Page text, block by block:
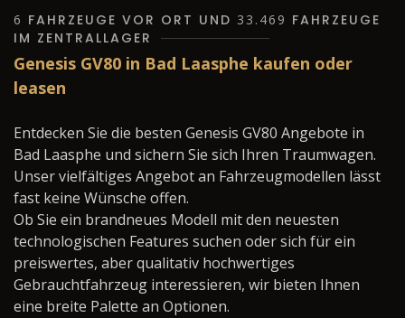
6 FAHRZEUGE VOR ORT UND 33.469 FAHRZEUGE
IM ZENTRALLAGER
Genesis GV80 in Bad Laasphe kaufen oder
leasen
Entdecken Sie die besten Genesis GV80 Angebote in
Bad Laasphe und sichern Sie sich Ihren Traumwagen.
Unser vielfältiges Angebot an Fahrzeugmodellen lässt
fast keine Wünsche offen.
Ob Sie ein brandneues Modell mit den neuesten
technologischen Features suchen oder sich für ein
preiswertes, aber qualitativ hochwertiges
Gebrauchtfahrzeug interessieren, wir bieten Ihnen
eine breite Palette an Optionen.